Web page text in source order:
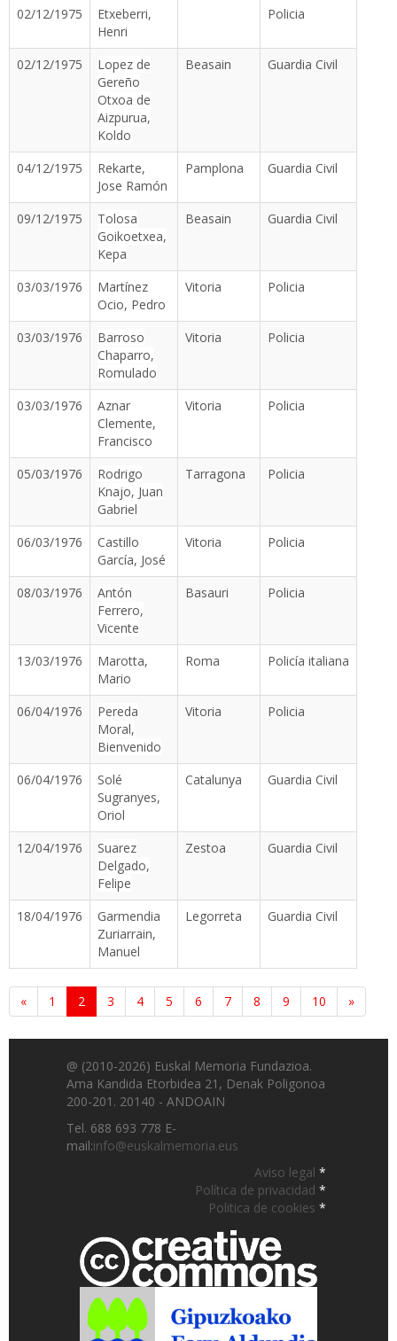
02/12/1975
Etxeberri,
Henri
Policia
02/12/1975
Lopez de
Gereño
Otxoa de
Aizpurua,
Koldo
Beasain Guardia Civil
04/12/1975
Rekarte,
Jose Ramón
Pamplona Guardia Civil
09/12/1975
Tolosa
Goikoetxea,
Kepa
Beasain Guardia Civil
03/03/1976
Martínez
Ocio, Pedro
Vitoria Policia
03/03/1976
Barroso
Chaparro,
Romulado
Vitoria Policia
03/03/1976
Aznar
Clemente,
Francisco
Vitoria Policia
05/03/1976
Rodrigo
Knajo, Juan
Gabriel
Tarragona Policia
06/03/1976
Castillo
García, José
Vitoria Policia
08/03/1976
Antón
Ferrero,
Vicente
Basauri Policia
13/03/1976
Marotta,
Mario
Roma Policía italiana
06/04/1976
Pereda
Moral,
Bienvenido
Vitoria Policia
06/04/1976
Solé
Sugranyes,
Oriol
Catalunya Guardia Civil
12/04/1976
Suarez
Delgado,
Felipe
Zestoa Guardia Civil
18/04/1976
Garmendia
Zuriarrain,
Manuel
Legorreta Guardia Civil
« 1 2 3 4 5 6 7 8 9 10 »
@ (2010-2026) Euskal Memoria Fundazioa.
Ama Kandida Etorbidea 21, Denak Poligonoa
200-201. 20140 - ANDOAIN
Tel. 688 693 778 E-
mail:info@euskalmemoria.eus
Aviso legal *
Política de privacidad *
Politica de cookies *